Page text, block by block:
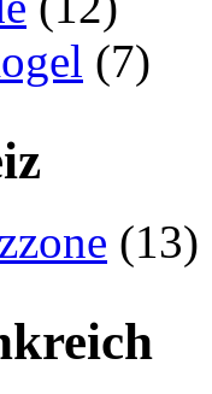
(7)
(13)